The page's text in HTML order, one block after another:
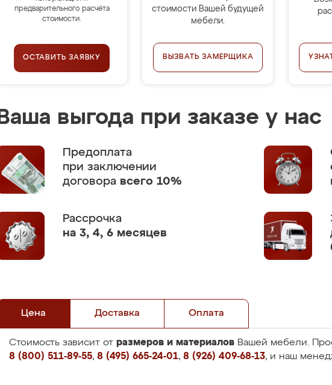
предварительного расчёта
стоимости.
ОСТАВИТЬ ЗАЯВКУ
стоимости Вашей будущей
мебели.
ВЫЗВАТЬ ЗАМЕРЩИКА
Ваша выгода при заказе у нас
Предоплата
при заключении
договора всего 10%
Рассрочка
на 3, 4, 6 месяцев
Цена Доставка Оплата
Стоимость зависит от размеров и материалов Вашей мебели.
8 (800) 511-89-55, 8 (495) 665-24-01, 8 (926) 409-68-13, и наш